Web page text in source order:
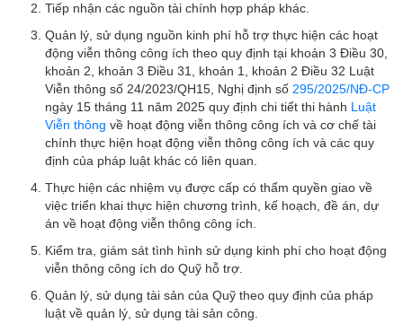
Tiếp nhận các nguồn tài chính hợp pháp khác.
Quản lý, sử dụng nguồn kinh phí hỗ trợ thực hiện các hoạt
động viễn thông công ích theo quy định tại khoản 3 Điều 30,
khoản 2, khoản 3 Điều 31, khoản 1, khoản 2 Điều 32 Luật
Viễn thông số 24/2023/QH15, Nghị định số 295/2025/NĐ-CP
ngày 15 tháng 11 năm 2025 quy định chi tiết thi hành Luật
Viễn thông về hoạt động viễn thông công ích và cơ chế tài
chính thực hiện hoạt động viễn thông công ích và các quy
định của pháp luật khác có liên quan.
Thực hiện các nhiệm vụ được cấp có thẩm quyền giao về
việc triển khai thực hiện chương trình, kế hoạch, đề án, dự
án về hoạt động viễn thông công ích.
Kiểm tra, giám sát tình hình sử dụng kinh phí cho hoạt động
viễn thông công ích do Quỹ hỗ trợ.
Quản lý, sử dụng tài sản của Quỹ theo quy định của pháp
luật về quản lý, sử dụng tài sản công.